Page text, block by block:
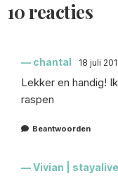
10 reacties
chantal 18 juli
Lekker en handig!
raspen
Beantwoorden
Vivian |